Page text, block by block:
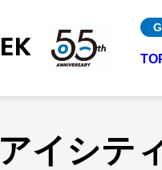
アイシテ